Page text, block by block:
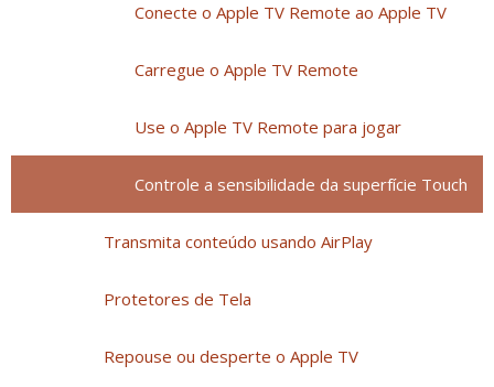
Conecte o Apple TV Remote ao Apple TV
Carregue o Apple TV Remote
Use o Apple TV Remote para jogar
Controle a sensibilidade da superfície Touch
Transmita conteúdo usando AirPlay
Protetores de Tela
Repouse ou desperte o Apple TV